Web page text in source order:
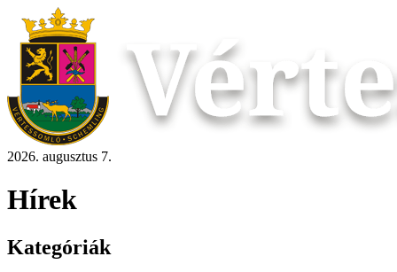
2026. augusztus 7.
Hírek
Kategóriák